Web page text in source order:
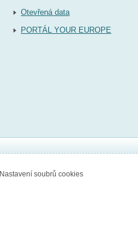
Otevřená data
PORTÁL YOUR EUROPE
Nastavení soubrů cookies